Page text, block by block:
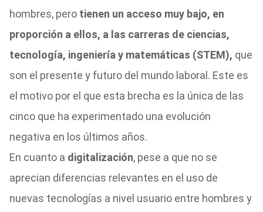
hombres, pero tienen un acceso muy bajo, en
proporción a ellos, a las carreras de ciencias,
tecnología, ingeniería y matemáticas (STEM), que
son el presente y futuro del mundo laboral. Este es
el motivo por el que esta brecha es la única de las
cinco que ha experimentado una evolución
negativa en los últimos años.
En cuanto a digitalización, pese a que no se
aprecian diferencias relevantes en el uso de
nuevas tecnologías a nivel usuario entre hombres y